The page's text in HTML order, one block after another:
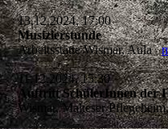
13.12.2024, 17:00
Musizierstunde
Arbeitsstätte Wismar, Aula
11.12.2024, 15:30
Auftritt SchülerInnen der
Wismar, Malteser